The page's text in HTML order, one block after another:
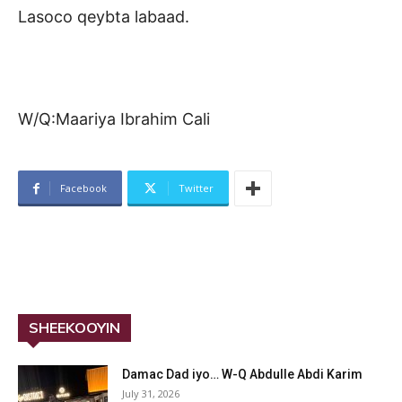
Lasoco qeybta labaad.
W/Q:Maariya Ibrahim Cali
Facebook Twitter
SHEEKOOYIN
Damac Dad iyo… W-Q Abdulle Abdi Karim
July 31, 2026